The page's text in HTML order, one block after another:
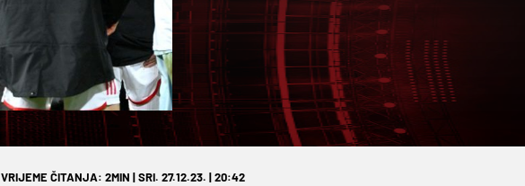
VRIJEME ČITANJA: 2MIN | SRI. 27.12.23. | 20:42